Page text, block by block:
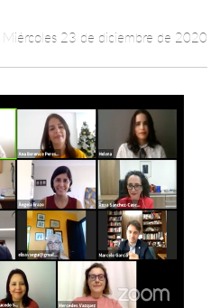
Miércoles 23 de diciembre de 2020